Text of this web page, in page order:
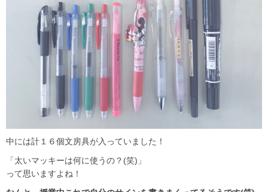
中には計１６個文房具が入っていました！
「太いマッキーは何に使うの？(笑)」
って思いますよね！